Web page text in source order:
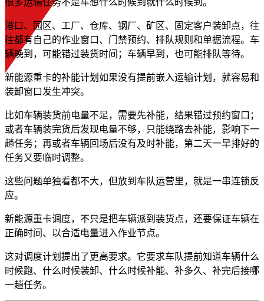
很多运输任务不是车想什么时候到就什么时候到。
港口、园区、工厂、仓库、钢厂、矿区、固定客户装卸点，往
往都有自己的作业窗口、门禁预约、排队规则和单据流程。车
辆晚到，可能错过装货时间；车辆早到，也可能排队等待。
新能源重卡的补能计划如果没有提前嵌入运输计划，就容易和
装卸窗口发生冲突。
比如车辆装货前电量不足，需要先补能，结果错过预约窗口；
或者车辆装完货后发现电量不够，只能绕路去补能，影响下一
趟任务；再或者车辆回场后没有及时补能，第二天一早排好的
任务又要临时调整。
这些问题单独看都不大，但放到车队运营里，就是一串连锁反
应。
新能源重卡调度，不只是把车辆派到装货点，还要保证车辆在
正确时间、以合适电量进入作业节点。
这对调度计划提出了更高要求。它要求车队提前知道车辆什么
时候跑、什么时候装卸、什么时候补能、补多久、补完后接哪
一趟任务。